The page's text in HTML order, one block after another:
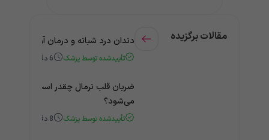
مقالات برگزیده دندان درد شبانه و درمان آن +
تأییدشده توسط پزشک 6 دقیقه
ضربان قلب نرمال چقدر است؟ چه
می‌شود؟
تأییدشده توسط پزشک 8 دقیقه